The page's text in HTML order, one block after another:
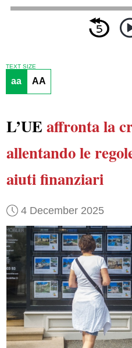
TEXT SIZE
aa AA
L’UEaffronta la
allentando le
aiuti finanziari
4 December 2025